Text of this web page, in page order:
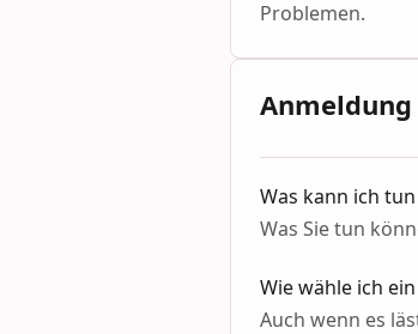
Problemen.
Was kann ich
Was Sie tun
Wie wähle ich
Auch wenn es